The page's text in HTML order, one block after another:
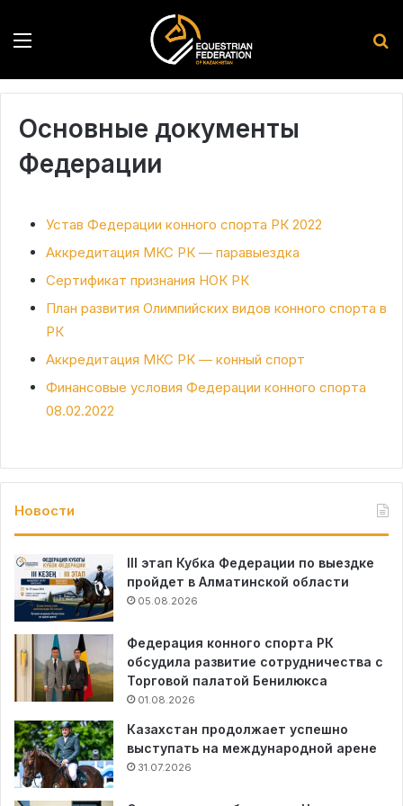
Основные документы
Федерации
Устав Федерации конного спорта РК 2022
Аккредитация МКС РК — паравыездка
Сертификат признания НОК РК
План развития Олимпийских видов конного спорта в
РК
Аккредитация МКС РК — конный спорт
Финансовые условия Федерации конного спорта
08.02.2022
Новости
III этап Кубка Федерации по выездке
пройдет в Алматинской области
05.08.2026
Федерация конного спорта РК
обсудила развитие сотрудничества с
Торговой палатой Бенилюкса
01.08.2026
Казахстан продолжает успешно
выступать на международной арене
31.07.2026